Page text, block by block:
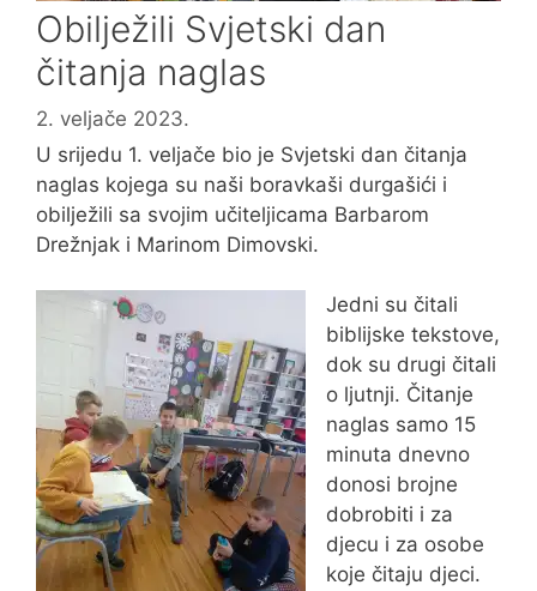
Obilježili Svjetski dan
čitanja naglas
2. veljače 2023.
U srijedu 1. veljače bio je Svjetski dan čitanja
naglas kojega su naši boravkaši durgašići i
obilježili sa svojim učiteljicama Barbarom
Drežnjak i Marinom Dimovski.
Jedni su čitali
biblijske tekstove,
dok su drugi čitali
o ljutnji. Čitanje
naglas samo 15
minuta dnevno
donosi brojne
dobrobiti i za
djecu i za osobe
koje čitaju djeci.